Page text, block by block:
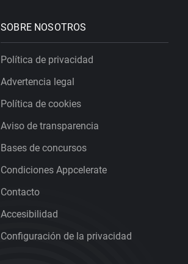
SOBRE NOSOTROS
Política de privacidad
Advertencia legal
Política de cookies
Aviso de transparencia
Bases de concursos
Condiciones Appcelerate
Contacto
Accesibilidad
Configuración de la privacidad